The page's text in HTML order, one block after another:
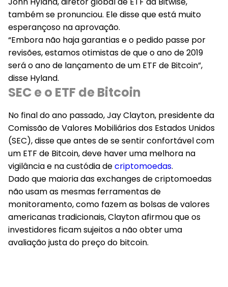
também se pronunciou. Ele disse que está muito
esperançoso na aprovação.
“Embora não haja garantias e o pedido passe por
revisões, estamos otimistas de que o ano de 2019
será o ano de lançamento de um ETF de Bitcoin”,
disse Hyland.
SEC e o ETF de Bitcoin
No final do ano passado, Jay Clayton, presidente da
Comissão de Valores Mobiliários dos Estados Unidos
(SEC), disse que antes de se sentir confortável com
um ETF de Bitcoin, deve haver uma melhora na
vigilância e na custódia decriptomoedas.
Dado que maioria das exchanges de criptomoedas
não usam as mesmas ferramentas de
monitoramento, como fazem as bolsas de valores
americanas tradicionais, Clayton afirmou que os
investidores ficam sujeitos a não obter uma
avaliação justa do preço do bitcoin.